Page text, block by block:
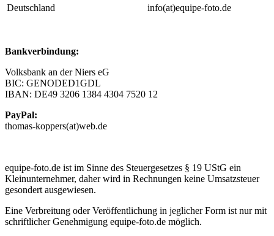
Deutschland
info(at)equipe-foto.de
Bankverbindung:
Volksbank an der Niers eG
BIC: GENODED1GDL
IBAN: DE49 3206 1384 4304 7520 12
PayPal:
thomas-koppers(at)web.de
equipe-foto.de ist im Sinne des Steuergesetzes § 19 UStG ein
Kleinunternehmer, daher wird in Rechnungen keine Umsatzsteuer
gesondert ausgewiesen.
Eine Verbreitung oder Veröffentlichung in jeglicher Form ist nur mit
schriftlicher Genehmigung equipe-foto.de möglich.